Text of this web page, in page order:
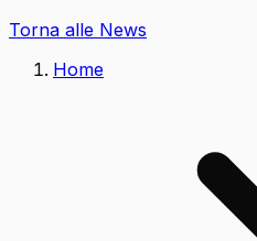
Torna alle News
Home